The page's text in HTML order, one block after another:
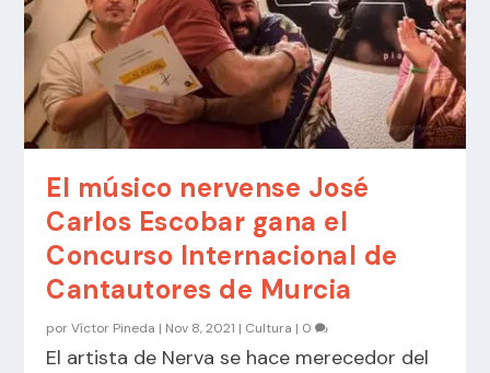
El músico nervense José
Carlos Escobar gana el
Concurso Internacional de
Cantautores de Murcia
porVíctor Pineda | Nov 8, 2021 | Cultura | 0
El artista de Nerva se hace merecedor del